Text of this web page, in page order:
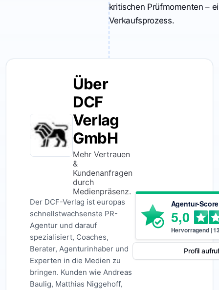
kritischen Prüfmomenten –
Verkaufsprozess.
Über
DCF
Verlag
GmbH
Mehr Vertrauen
&
Kundenanfragen
durch
Medienpräsenz.
Der DCF-Verlag ist europas
schnellstwachsenste PR-
Agentur und darauf
spezialisiert, Coaches,
Berater, Agenturinhaber und
Experten in die Medien zu
bringen. Kunden wie Andreas
Baulig, Matthias Niggehoff,
Agentur-Score
5,0
Hervorragend |
Profil